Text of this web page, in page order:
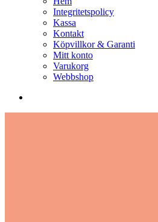
Integritetspolicy
Kassa
Kontakt
Köpvillkor & Garanti
Mitt konto
Varukorg
Webbshop